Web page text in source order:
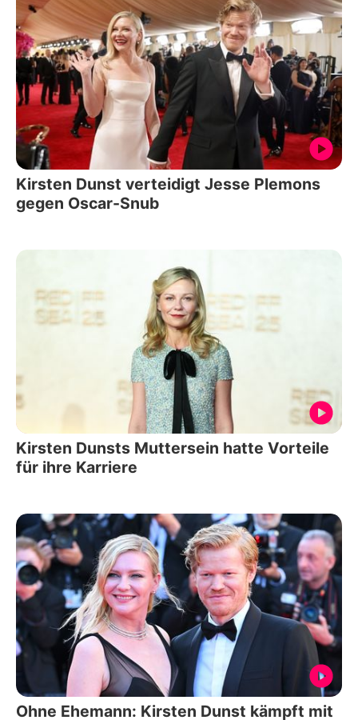
Kirsten Dunst verteidigt Jesse Plemons
gegen Oscar-Snub
Kirsten Dunsts Muttersein hatte Vorteile
für ihre Karriere
Ohne Ehemann: Kirsten Dunst kämpft mit